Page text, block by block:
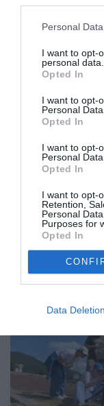
Personal
I want to opt-
personal data.
Opted In
I want to opt-
Personal Data.
Opted In
I want to opt-
Personal
Opted In
I want to opt-
Retention,
Personal
Purposes for
Opted In
Data Deletion